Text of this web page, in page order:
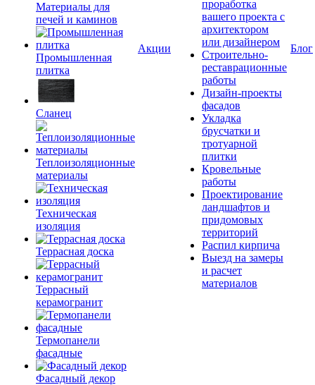
Материалы для
печей и каминов
Промышленная
плитка
Сланец
Теплоизоляционные
материалы
Техническая
изоляция
Террасная доска
Террасный
керамогранит
Термопанели
фасадные
Фасадный декор
Акции
проработка
вашего проекта с
архитектором
или дизайнером
Строительно-
реставрационные
работы
Дизайн-проекты
фасадов
Укладка
брусчатки и
тротуарной
плитки
Кровельные
работы
Проектирование
ландшафтов и
придомовых
территорий
Распил кирпича
Выезд на замеры
и расчет
материалов
Блог